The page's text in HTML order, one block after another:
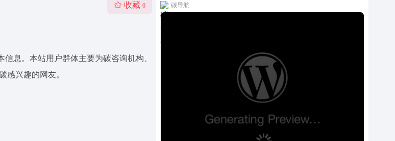
收藏 0
息。本站用户群体主要为碳咨询机构、
感兴趣的网友。
碳导航